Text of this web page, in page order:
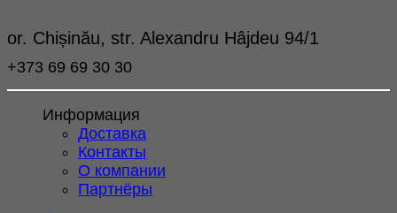
or. Chișinău, str. Alexandru Hâjdeu 94/1
+373 69 69 30 30
Информация
Доставка
Контакты
О компании
Партнёры